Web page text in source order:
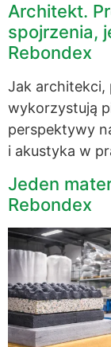
Architekt.
spojrzenia,
Rebondex
Jak architekci,
wykorzystują
perspektywy
i akustyka w
Jeden
Rebondex